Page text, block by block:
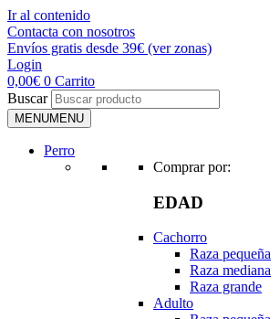
Ir al contenido
Contacta con nosotros
Envíos gratis desde 39€ (ver zonas)
Login
0,00€ 0 Carrito
Buscar
MENUMENU
Perro
Comprar por:
EDAD
Cachorro
Raza pequeña
Raza mediana
Raza grande
Adulto